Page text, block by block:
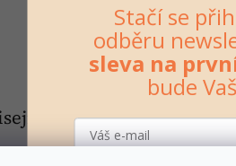
🏪 Kamenná prodejna v Praze
Skutečný obchod, osobní
produkty
Stačí se
odběru
sleva na
bude